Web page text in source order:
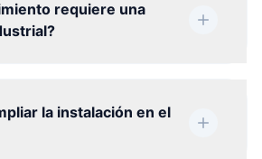
requiere una
la instalación en el